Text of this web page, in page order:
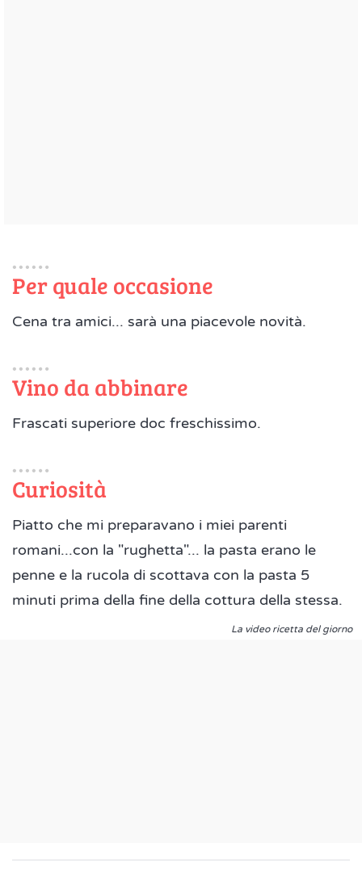
Per quale occasione
Cena tra amici... sarà una piacevole novità.
Vino da abbinare
Frascati superiore doc freschissimo.
Curiosità
Piatto che mi preparavano i miei parenti
romani...con la "rughetta"... la pasta erano le
penne e la rucola di scottava con la pasta 5
minuti prima della fine della cottura della stessa.
La video ricetta del giorno